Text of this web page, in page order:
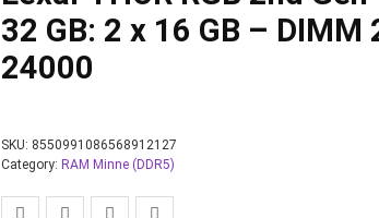
32 GB: 2 x 16 GB –
24000
SKU: 8550991086568912127
Category: RAM Minne (DDR5)